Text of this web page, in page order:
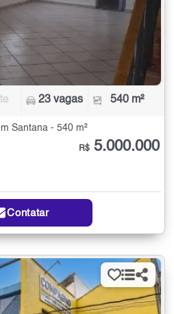
23 vagas 540 m²
Santana - 540 m²
R$ 5.000.000
Contatar